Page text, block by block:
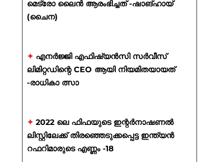
മെട്രോ ലൈൻ ആരംഭിച്ചത് -ഷാങ്ഹായ്
(ചൈന)
✦ എനർജ്ജി എഫിഷ്യൻസി സർവീസ്
ലിമിറ്റഡിന്റെ CEO ആയി നിയമിതയായത്
-രാധികാ ത്സാ
✦ 2022 ലെ ഫിഫയുടെ ഇന്റർനാഷണൽ
ലിസ്റ്റിലേക്ക് തിരഞ്ഞെടുക്കപ്പെട്ട ഇന്ത്യൻ
റഫറിമാരുടെ എണ്ണം -18